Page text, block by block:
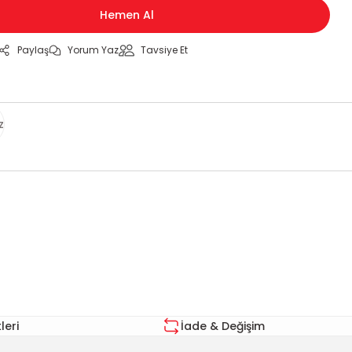
Hemen Al
Paylaş Yorum Yaz Tavsiye Et
İade & Değişim